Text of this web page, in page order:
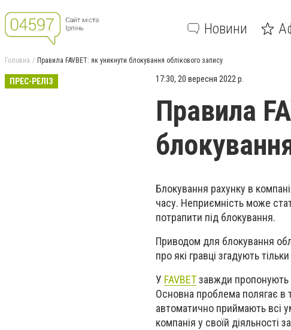
Новини
Головна Правила FAVBET: як уникнути блокування облікового запису
ПРЕС-РЕЛІЗ 17:30, 20 вересня 2022 р.
Правила
Блокування рахунку в
часу. Неприємність може
потрапити під блокування.
Приводом для блокування
про які гравці згадують
У FAVBETзавжди пропонують
Основна проблема полягає в
автоматично приймають всі
компанія у своїй діяльності